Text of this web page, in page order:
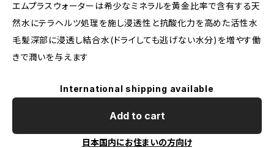
エムプラスウォーターは希少なミネラルを黄金比率で含有する天
然水にテラヘルツ処理を施し浸透性と抗酸化力を高めた活性水
毛髪深部に浸透し結合水(ドライしても逃げない水分)を増やす働
きで潤いを与えます
International shipping available
Add to cart
日本国内にお住まいの方向け